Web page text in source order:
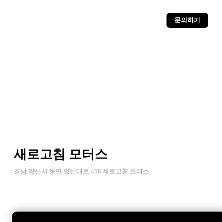
문의하기
새로고침 모터스
경남 양산시 동면 양산대로 458 새로고침 모터스